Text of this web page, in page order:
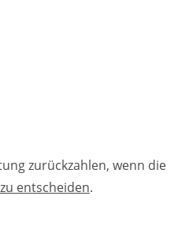
zurückzahlen, wenn die
entscheiden.